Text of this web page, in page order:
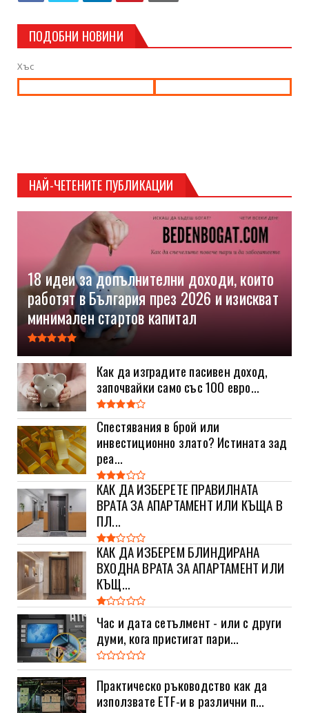
ПОДОБНИ НОВИНИ
Хъс
НАЙ-ЧЕТЕНИТЕ ПУБЛИКАЦИИ
18 идеи за допълнителни доходи, които
работят в България през 2026 и изискват
минимален стартов капитал
Как да изградите пасивен доход,
започвайки само със 100 евро...
Спестявания в брой или
инвестиционно злато? Истината зад
реа...
КАК ДА ИЗБЕРЕТЕ ПРАВИЛНАТА
ВРАТА ЗА АПАРТАМЕНТ ИЛИ КЪЩА В
ПЛ...
КАК ДА ИЗБЕРЕМ БЛИНДИРАНА
ВХОДНА ВРАТА ЗА АПАРТАМЕНТ ИЛИ
КЪЩ...
Час и дата сетълмент - или с други
думи, кога пристигат пари...
Практическо ръководство как да
използвате ETF-и в различни п...